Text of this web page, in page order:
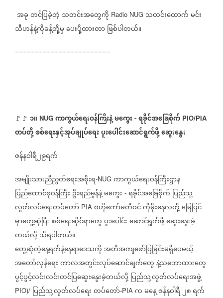
အခုတင်ပြခဲ့တဲ့ သတင်းအတွေကို Radio NUG သတင်းထောက်မင်း
သီဟန်နဲ့ကိုခန့်တို့မှပေးပို့ထားတာဖြစ်ပါတယ်။
========================
========================
🚩🚩 ၁။ ⁩ ⁨NUG ကာကွယ်ရေးဝန်ကြီးနဲ့မကွေး - ရခိုင်အခြေစိုက် PIO/PIA
တပ်တို့စစ်ရေးနှင့်အုပ်ချုပ်ရေးပူးပေါင်းဆောင်ရွက်ဖို့ဆွေးနွေး
ဇန်နဝါရီ၂၉ရက်
အမျိုးသားညီညွတ်ရေးအစိုးရ-NUG ကာကွယ်ရေးဝန်ကြီးဌာန
ပြည်ထောင်စုဝန်ကြီး ဦးရည်မွန်နဲ့မကွေး - ရခိုင်အခြေစိုက် ပြည်သူ့
လွတ်လပ်ရေးတပ်တော် PIA ဗဟိုကော်မတီဝင်ကိုမိုးနေလတို့မြေပြင်
မှာတွေ့ဆုံပြီးစစ်ရေးဆိုင်ရာတွေပူးပေါင်းဆောင်ရွက်ဖို့ဆွေးနွေးခဲ့
တယ်လို့သိရပါတယ်။
တွေ့ဆုံတဲ့နေ့ရက်နဲ့နေရာဒေသကိုအတိအကျဖော်ပြခြင်းမရှိပေမယ့်
အတော်လှန်ရေးကာလအတွင်းလုပ်ဆောင်ချက်တွေနဲ့သဘောထားတွေ
ပွင့်ပွင့်လင်းလင်းတင်ပြဆွေးနွေးခဲ့တယ်လို့ပြည်သူ့လွတ်လပ်ရေးအဖွဲ့
PIO)/ ပြည်သူ့လွတ်လပ်ရေးတပ်တော်-PIA ကမနေ့ဇန်နဝါရီ၂၈ရက်